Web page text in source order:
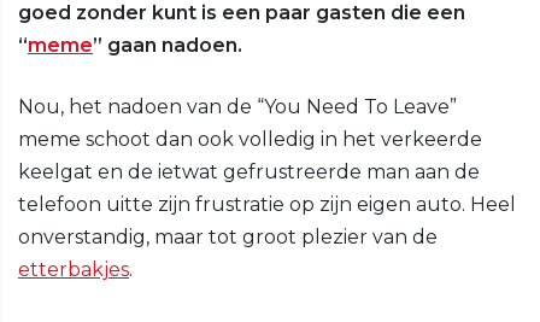
goed zonder kunt is een paar gasten die een
“meme” gaan nadoen.
Nou, het nadoen van de “You Need To Leave”
meme schoot dan ook volledig in het verkeerde
keelgat en de ietwat gefrustreerde man aan de
telefoon uitte zijn frustratie op zijn eigen auto. Heel
onverstandig, maar tot groot plezier van de
etterbakjes.